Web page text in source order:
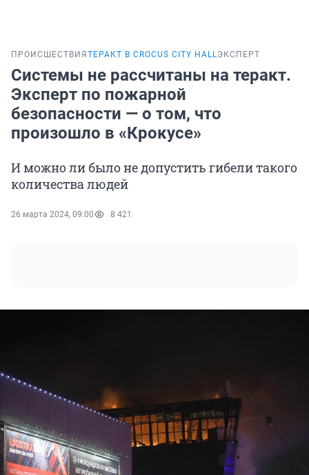
ПРОИСШЕСТВИЯ ТЕРАКТ В CROCUS CITY HALLЭКСПЕРТ
Системы не рассчитаны на теракт.
Эксперт по пожарной
безопасности — о том, что
произошло в «Крокусе»
И можно ли было не допустить гибели такого
количества людей
26 марта 2024, 09:00 8 421